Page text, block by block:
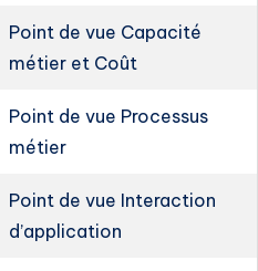
Point de vue Capacité
métier et Coût
Point de vue Processus
métier
Point de vue Interaction
d’application